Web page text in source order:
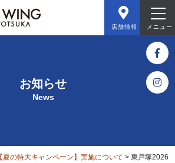
メニュー
店舗情報
お知らせ
News
【夏の特大キャンペーン】実施について > 東戸塚2026